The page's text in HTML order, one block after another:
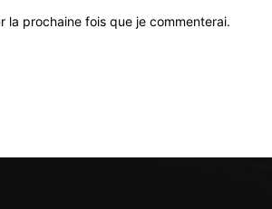
la prochaine fois que je commenterai.